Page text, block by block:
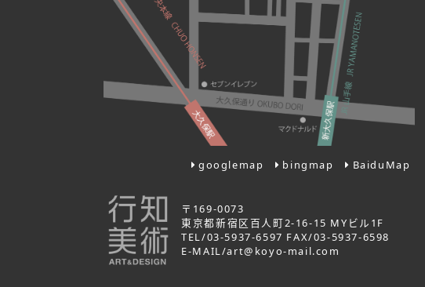
googlemap bingmap BaiduMap
〒169-0073
東京都新宿区百人町2-16-15 MYビル1F
TEL/03-5937-6597 FAX/03-5937-6598
E-MAIL/art@koyo-mail.com